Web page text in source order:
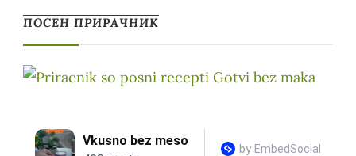
ПОСЕН ПРИРАЧНИК